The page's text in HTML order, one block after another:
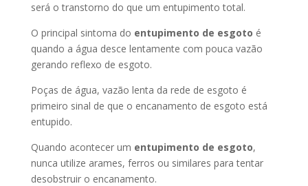
será o transtorno do que um entupimento total.
O principal sintoma do entupimento de esgoto é
quando a água desce lentamente com pouca vazão
gerando reflexo de esgoto.
Poças de água, vazão lenta da rede de esgoto é
primeiro sinal de que o encanamento de esgoto está
entupido.
Quando acontecer um entupimento de esgoto,
nunca utilize arames, ferros ou similares para tentar
desobstruir o encanamento.